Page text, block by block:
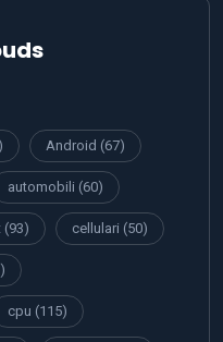
Android (67)
automobili (60)
(93) cellulari (50)
cpu (115)